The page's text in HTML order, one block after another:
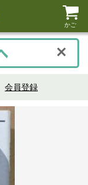
かご
会員登録